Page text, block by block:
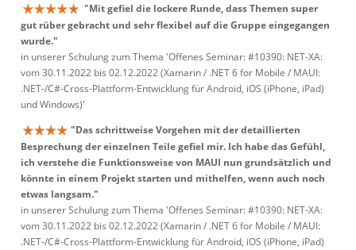
"Mit gefiel die lockere Runde, dass Themen super
gut rüber gebracht und sehr flexibel auf die Gruppe eingegangen
wurde."
in unserer Schulung zum Thema 'Offenes Seminar: #10390: NET-XA:
vom 30.11.2022 bis 02.12.2022 (Xamarin / .NET 6 for Mobile / MAUI:
.NET-/C#-Cross-Plattform-Entwicklung für Android, iOS (iPhone, iPad)
und Windows)'
"Das schrittweise Vorgehen mit der detaillierten
Besprechung der einzelnen Teile gefiel mir. Ich habe das Gefühl,
ich verstehe die Funktionsweise von MAUI nun grundsätzlich und
könnte in einem Projekt starten und mithelfen, wenn auch noch
etwas langsam."
in unserer Schulung zum Thema 'Offenes Seminar: #10390: NET-XA:
vom 30.11.2022 bis 02.12.2022 (Xamarin / .NET 6 for Mobile / MAUI:
.NET-/C#-Cross-Plattform-Entwicklung für Android, iOS (iPhone, iPad)